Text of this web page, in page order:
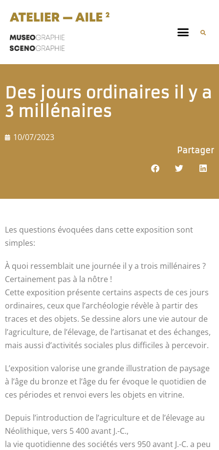
Des jours ordinaires il y a
3 millénaires
10/07/2023
Partager
Les questions évoquées dans cette exposition sont
simples:
À quoi ressemblait une journée il y a trois millénaires ?
Certainement pas à la nôtre !
Cette exposition présente certains aspects de ces jours
ordinaires, ceux que l’archéologie révèle à partir des
traces et des objets. Se dessine alors une vie autour de
l’agriculture, de l’élevage, de l’artisanat et des échanges,
mais aussi d’activités sociales plus difficiles à percevoir.
L’exposition valorise une grande illustration de paysage
à l’âge du bronze et l’âge du fer évoque le quotidien de
ces périodes et renvoi evers les objets en vitrine.
Depuis l’introduction de l’agriculture et de l’élevage au
Néolithique, vers 5 400 avant J.-C.,
la vie quotidienne des sociétés vers 950 avant J.-C. a peu